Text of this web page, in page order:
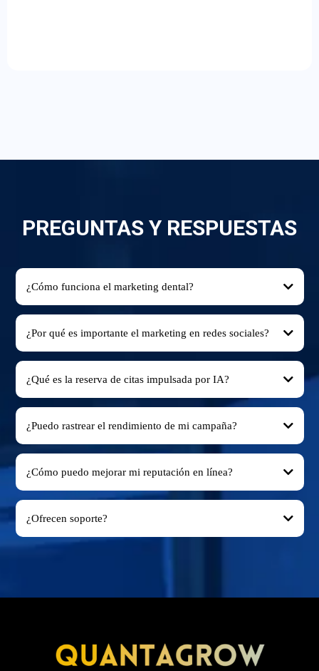
PREGUNTAS Y RESPUESTAS
¿Cómo funciona el marketing dental?
¿Por qué es importante el marketing en redes sociales?
¿Qué es la reserva de citas impulsada por IA?
¿Puedo rastrear el rendimiento de mi campaña?
¿Cómo puedo mejorar mi reputación en línea?
¿Ofrecen soporte?